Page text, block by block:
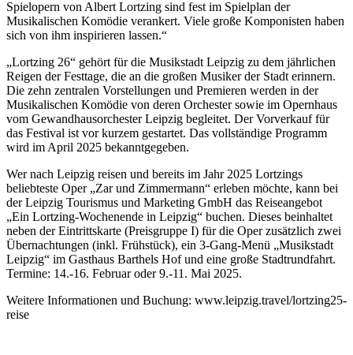
Spielopern von Albert Lortzing sind fest im Spielplan der
Musikalischen Komödie verankert. Viele große Komponisten haben
sich von ihm inspirieren lassen.“
„Lortzing 26“ gehört für die Musikstadt Leipzig zu dem jährlichen
Reigen der Festtage, die an die großen Musiker der Stadt erinnern.
Die zehn zentralen Vorstellungen und Premieren werden in der
Musikalischen Komödie von deren Orchester sowie im Opernhaus
vom Gewandhausorchester Leipzig begleitet. Der Vorverkauf für
das Festival ist vor kurzem gestartet. Das vollständige Programm
wird im April 2025 bekanntgegeben.
Wer nach Leipzig reisen und bereits im Jahr 2025 Lortzings
beliebteste Oper „Zar und Zimmermann“ erleben möchte, kann bei
der Leipzig Tourismus und Marketing GmbH das Reiseangebot
„Ein Lortzing-Wochenende in Leipzig“ buchen. Dieses beinhaltet
neben der Eintrittskarte (Preisgruppe I) für die Oper zusätzlich zwei
Übernachtungen (inkl. Frühstück), ein 3-Gang-Menü „Musikstadt
Leipzig“ im Gasthaus Barthels Hof und eine große Stadtrundfahrt.
Termine: 14.-16. Februar oder 9.-11. Mai 2025.
Weitere Informationen und Buchung: www.leipzig.travel/lortzing25-
reise